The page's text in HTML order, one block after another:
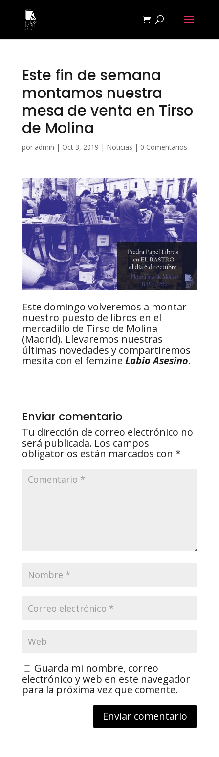
Este fin de semana
montamos nuestra
mesa de venta en Tirso
de Molina
por admin | Oct 3, 2019 | Noticias | 0 Comentarios
Este domingo volveremos a montar
nuestro puesto de libros en el
mercadillo de Tirso de Molina
(Madrid). Llevaremos nuestras
últimas novedades y compartiremos
mesita con el femzine Labio Asesino.
Enviar comentario
Tu dirección de correo electrónico no
será publicada. Los campos
obligatorios están marcados con *
Guarda mi nombre, correo
electrónico y web en este navegador
para la próxima vez que comente.